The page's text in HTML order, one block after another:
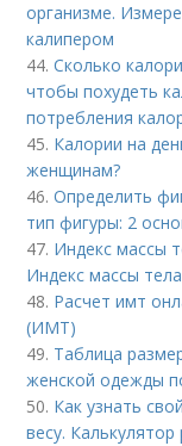
организме.
калипером
44.Сколько
чтобы похудеть
потребления
45. Калории на
женщинам?
46.Определить
тип фигуры: 2
47. Индекс массы
Индекс массы
48. Расчет имт
(ИМТ)
49. Таблица
женской одежды
50. Как узнать
весу.